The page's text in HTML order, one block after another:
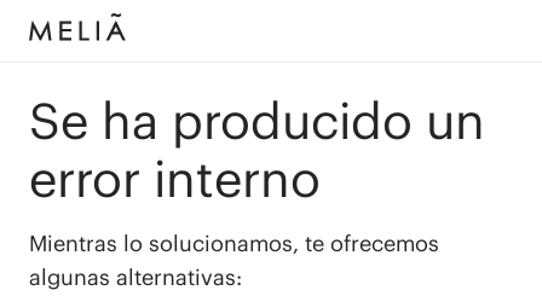
Se ha producido un
error interno
Mientras lo solucionamos, te ofrecemos
algunas alternativas: